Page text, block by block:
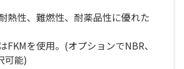
熱性、難燃性、耐薬品性に優れた
FKMを使用。(オプションでNBR、
可能)